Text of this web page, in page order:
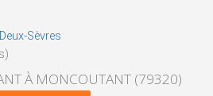
Deux-Sèvres
À MONCOUTANT (79320)